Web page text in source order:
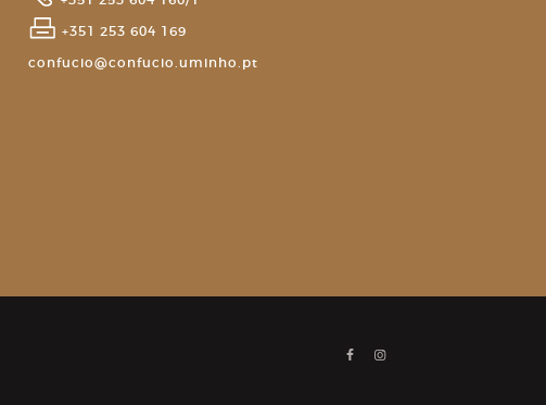
+351 253 604 169
confucio@confucio.uminho.pt